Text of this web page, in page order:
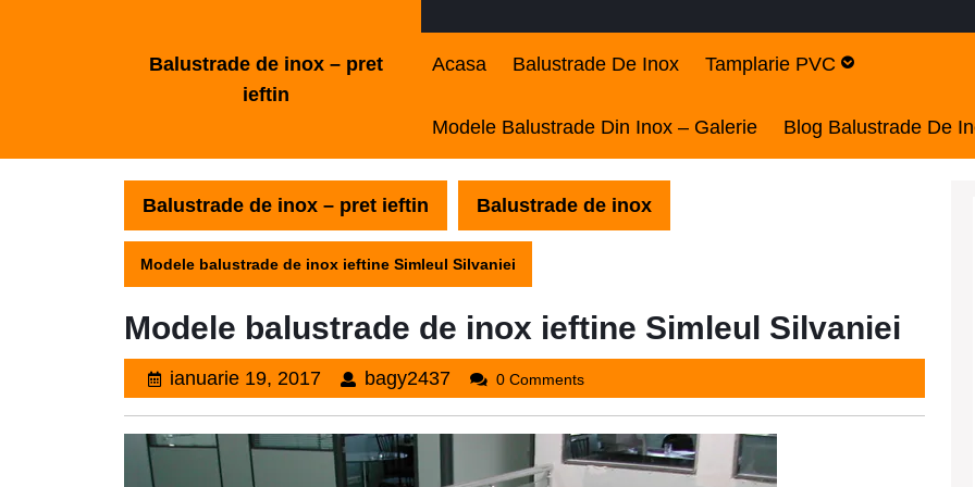
Balustrade de inox – pret
ieftin
Acasa Balustrade De Inox Tamplarie PVC
Modele Balustrade Din Inox – Galerie Blog Balustrade De
Balustrade de inox – pret ieftin Balustrade de inox
Modele balustrade de inox ieftine Simleul Silvaniei
Modele balustrade de inox ieftine Simleul Silvaniei
ianuarie 19, 2017ianuarie
2017
bagy2437bagy24370 Comments